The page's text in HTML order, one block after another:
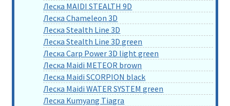
Леска MAIDI STEALTH 9D
Леска Chameleon 3D
Леска Stealth Line 3D
Леска Stealth Line 3D green
Леска Carp Power 3D light green
Леска Maidi METEOR brown
Леска Maidi SCORPION black
Леска Maidi WATER SYSTEM green
Леска Kumyang Tiagra